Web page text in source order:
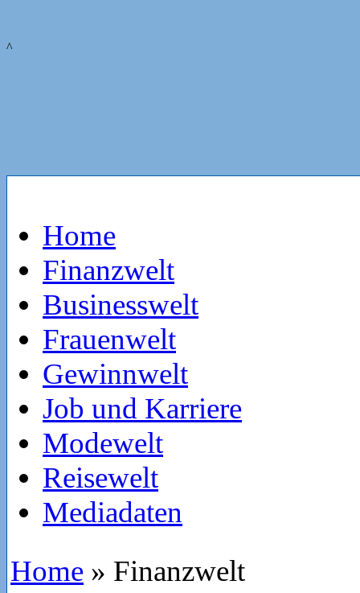
^
Home
Finanzwelt
Businesswelt
Frauenwelt
Gewinnwelt
Job und Karriere
Modewelt
Reisewelt
Mediadaten
Home » Finanzwelt